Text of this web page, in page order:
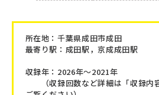
所在地：千葉県成田市成田
最寄り駅：成田駅，京成成田駅
収録年：2026年～2021年
（収録回数など詳細は「収録内